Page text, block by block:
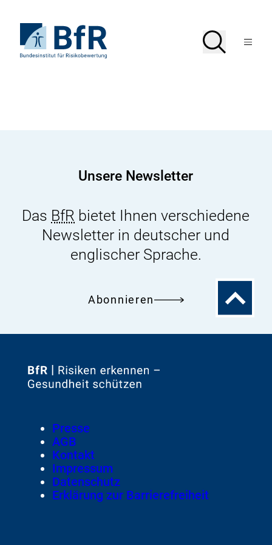
Seiteninhalt
springenStartseite
von
Suche
SucheMenü
Unsere Newsletter
Das BfR bietet Ihnen verschiedene
Newsletter in deutscher und
englischer Sprache.
Abonnieren
Zum
Zur
Footer
Meta-
Navigation
Presse
AGB
Kontakt
Impressum
Datenschutz
Erklärung zur Barrierefreiheit